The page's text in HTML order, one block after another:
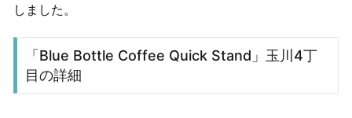
しました。
「Blue Bottle Coffee Quick Stand」玉川4丁
目の詳細